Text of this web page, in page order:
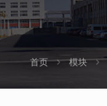
首页 模块